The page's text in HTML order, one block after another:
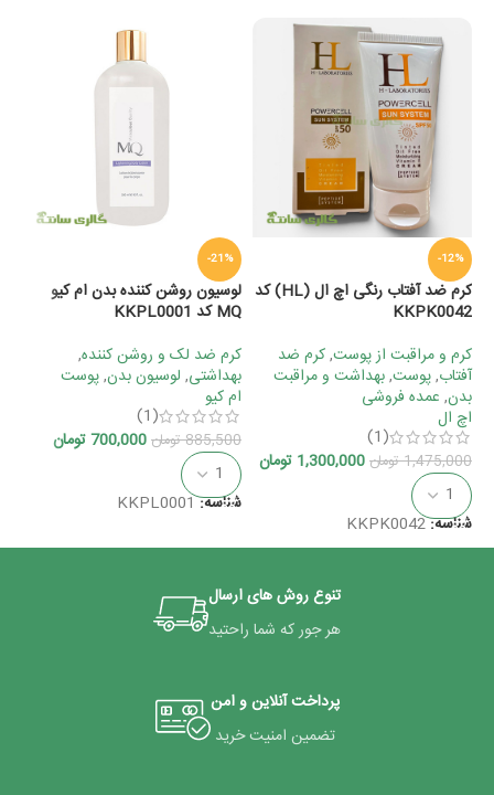
-12%
کرم ضد آفتاب رنگی اچ ال (HL) کد
KKPK0042
کرم و مراقبت از پوست,کرم ضد
آفتاب,پوست,بهداشت و مراقبت
بدن, عمده فروشی
اچ ال
(1)
1,475,000تومان1,300,000 تومان
افزودن به سبد خرید
شناسه:KKPK0042
-21%
لوسیون روشن کننده بدن ام کیو
MQ کد KKPL0001
کرم ضد لک و روشن کننده,
بهداشتی, لوسیون بدن,پوست
ام کیو
(1)
885,500تومان700,000تومان
افزودن به سبد خرید
شناسه:KKPL0001
تنوع روش های ارسال
هر جور که شما راحتید
پرداخت آنلاین و امن
تضمین امنیت خرید